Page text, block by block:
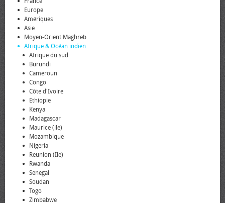
Europe
Amériques
Asie
Moyen-Orient Maghreb
Afrique & Océan indien
Afrique du sud
Burundi
Cameroun
Congo
Côte d'Ivoire
Ethiopie
Kenya
Madagascar
Maurice (ile)
Mozambique
Nigéria
Réunion (Ile)
Rwanda
Sénégal
Soudan
Togo
Zimbabwe